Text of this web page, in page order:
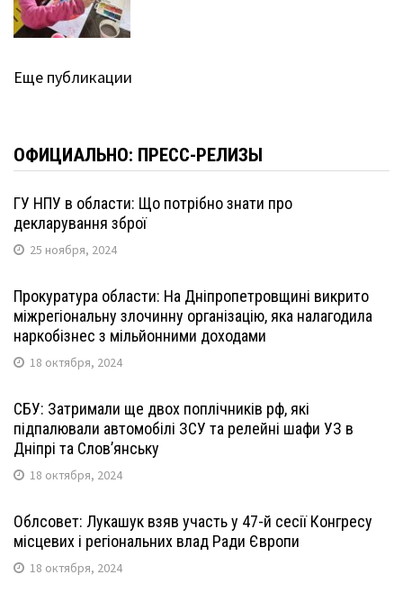
Еще публикации
ОФИЦИАЛЬНО: ПРЕСС-РЕЛИЗЫ
ГУ НПУ в области: Що потрібно знати про
декларування зброї
25 ноября, 2024
Прокуратура области: На Дніпропетровщині викрито
міжрегіональну злочинну організацію, яка налагодила
наркобізнес з мільйонними доходами
18 октября, 2024
СБУ: Затримали ще двох поплічників рф, які
підпалювали автомобілі ЗСУ та релейні шафи УЗ в
Дніпрі та Слов’янську
18 октября, 2024
Облсовет: Лукашук взяв участь у 47-й сесії Конгресу
місцевих і регіональних влад Ради Європи
18 октября, 2024